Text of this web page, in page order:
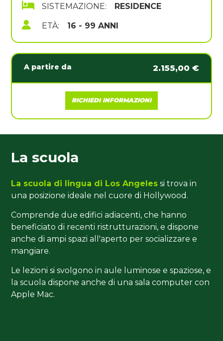
SISTEMAZIONE: RESIDENCE
ETÀ: 16 - 99 ANNI
A partire da 2.155,00 €
RICHIEDI INFORMAZIONI
La scuola
La scuola di lingua di Los Angeles si trova in
una posizione ideale nel cuore di Hollywood.
Comprende due edifici adiacenti, che hanno
beneficiato di recenti ristrutturazioni, e dispone
anche di ampi spazi all'aperto per socializzare e
mangiare.
Le lezioni si svolgono in aule luminose e spaziose, e
la scuola dispone anche di una sala computer con
Apple Mac.